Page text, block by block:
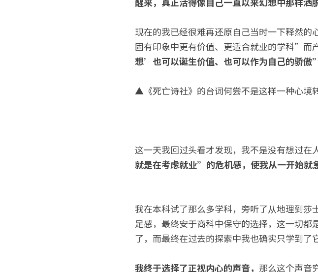
现在的我已经很难再还原自己当时一下释然
固有印象中更有价值、更适合就业的学科”而
想’也可以诞生价值、也可以作为自己的骄傲
▲《死亡诗社》的台词何尝不是这样一种心境
这一天我回过头看才发现，我不是没有想过在
就是在考虑就业”的危机感，使我从一开始就
我在本科试了那么多学科，旁听了从地理到
足感，最终安于商科中保守的选择，这一切
了，而最终在过去的探索中我也确实只学到了
我终于选择了正视内心的声音， 那么这个声音